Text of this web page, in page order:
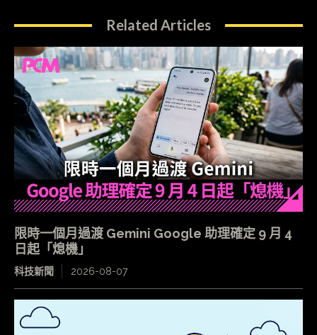
Related Articles
限時一個月過渡 Gemini Google 助理確定 9 月 4
日起「熄機」
科技新聞 2026-08-07